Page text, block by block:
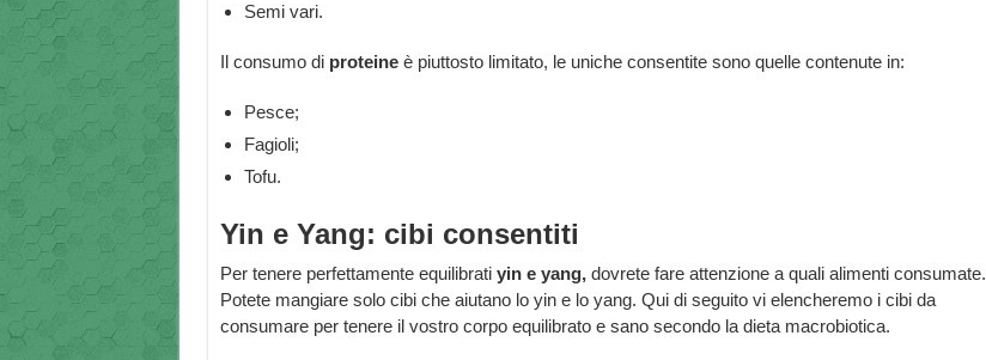
Semi vari.
Il consumo di proteineè piuttosto limitato, le uniche consentite sono quelle contenute in:
Pesce;
Fagioli;
Tofu.
Yin e Yang: cibi consentiti
Per tenere perfettamente equilibrati yin e yang, dovrete fare attenzione a quali alimenti consumate.
Potete mangiare solo cibi che aiutano lo yin e lo yang. Qui di seguito vi elencheremo i cibi da
consumare per tenere il vostro corpo equilibrato e sano secondo la dieta macrobiotica.